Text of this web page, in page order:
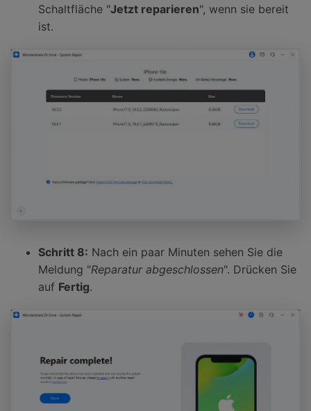
Schaltfläche "Jetzt reparieren", wenn sie bereit
ist.
Schritt 8: Nach ein paar Minuten sehen Sie die
Meldung "Reparatur abgeschlossen". Drücken Sie
auf Fertig.